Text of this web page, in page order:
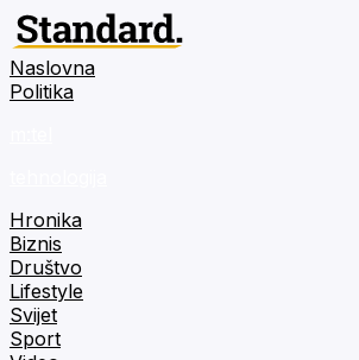
Naslovna
Politika
Hronika
Biznis
Društvo
Lifestyle
Svijet
Sport